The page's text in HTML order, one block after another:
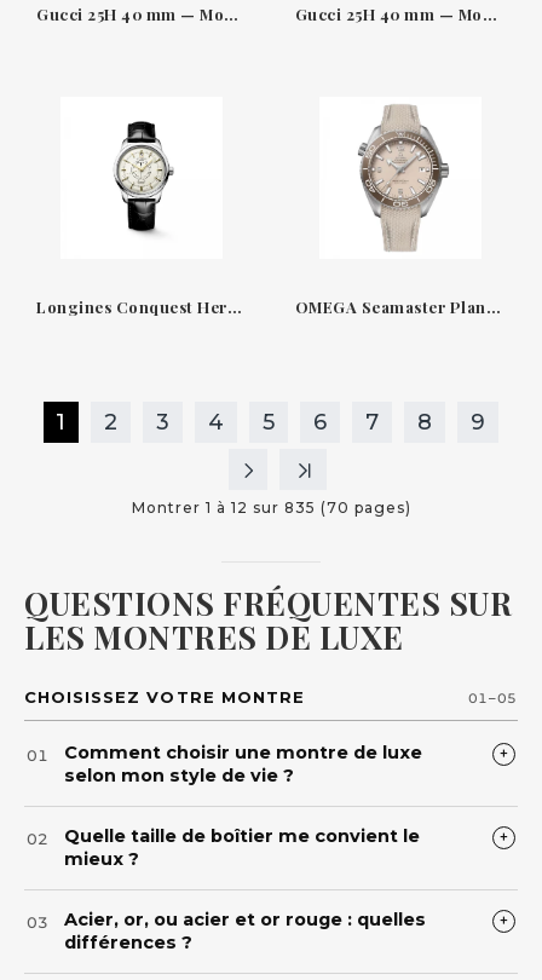
Gucci 25H 40 mm — Montre acier avec lunette sertie de diamants Gucci 25H 40 mm — Montre acier avec cadran gris
Longines Conquest Heritage Central Power Reserve L16484782 OMEGA Seamaster Planet Ocean - Montre 43,50 mm, Boîtier en acier inoxydable et céramique bronze 21532442109001
1 2 3 4 5 6 7 8 9
Montrer 1 à 12 sur 835 (70 pages)
QUESTIONS FRÉQUENTES SUR
LES MONTRES DE LUXE
CHOISISSEZ VOTRE MONTRE 01–05
01
Comment choisir une montre de luxe
selon mon style de vie ?
+
événements, ou collection. Pour un port quotidien,
privilégiez
équilibrées. Pour un style habillé, cherchez des
lignes sobres et élégantes. Pour une vie active,
misez sur lisibilité et matériaux résistants. Ensuite,
affinez parmatériaux(acier, or, bicolore),
02
Quelle taille de boîtier me convient le
mieux ?
+
et confortable. Idéalement, le boîtier ne doit pas
dépasser visuellement le poignet et les cornes ne
03
Acier, or, ou acier et or rouge : quelles
différences ?
+